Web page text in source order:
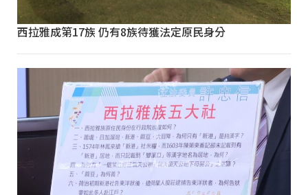
西拉雅成第17族 仍有8族待獲法定原民身分